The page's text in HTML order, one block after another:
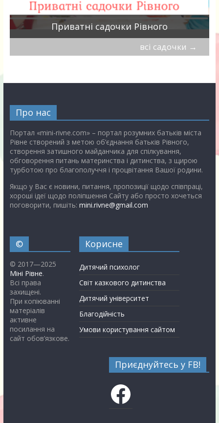
Приватні садочки Рівного
всі садочки →
Про нас
Портал «mini-rivne.com» – портал розумних батьків міста
Рівне створений з метою об’єднання батьків Рівного,
створення затишного майданчика для спілкування,
обговорення питань материнства і дитинства, з щирою
турботою про благополуччя і процвітання Вашої родини.
Якщо у Вас є новини, питання, пропозиції щодо співпраці,
хороші ідеї щодо поліпшення Сайту або просто хочеться
поговорити, пишіть: mini.rivne@gmail.com
©
© 2017—2025
Міні Рівне.
Всі права
захищені.
При копіюванні
матеріалів
активне
посилання на
сайт обов’язкове.
Корисне
Дитячий психолог
Світ казкового дитинства
Дитячий університет
Благодійність
Умови користування сайтом
Приєднуйтесь у FB!
Facebook